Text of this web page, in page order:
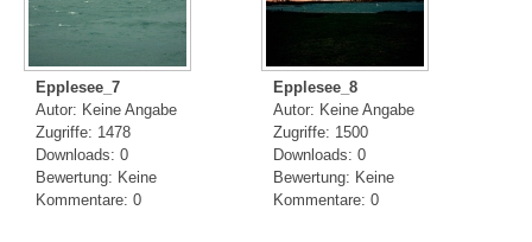
Epplesee_7
Autor: Keine Angabe
Zugriffe: 1478
Downloads: 0
Bewertung: Keine
Kommentare: 0
Epplesee_8
Autor: Keine Angabe
Zugriffe: 1500
Downloads: 0
Bewertung: Keine
Kommentare: 0